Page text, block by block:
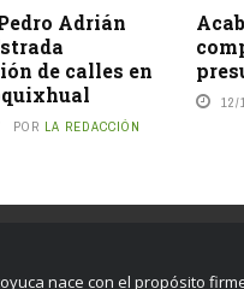
Adrián
de calles en
POR LA REDACCIÓN
12/
nace con el propósito